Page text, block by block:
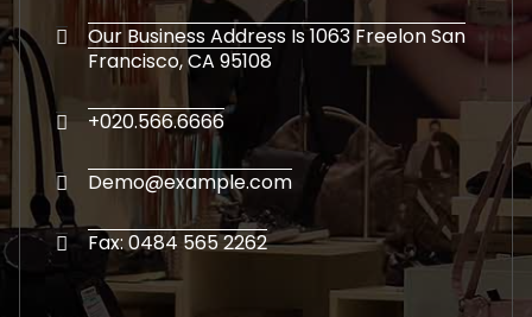
Our Business Address Is 1063 Freelon San
Francisco, CA 95108
+020.566.6666
Demo@example.com
Fax: 0484 565 2262